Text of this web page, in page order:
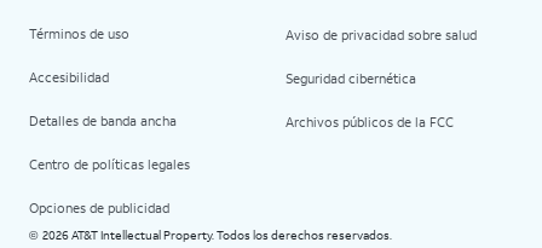
Términos de uso
Accesibilidad
Detalles de banda ancha
Centro de políticas legales
Opciones de publicidad
Aviso de privacidad sobre salud
Seguridad cibernética
Archivos públicos de la FCC
© 2026 AT&T Intellectual Property. Todos los derechos reservados.